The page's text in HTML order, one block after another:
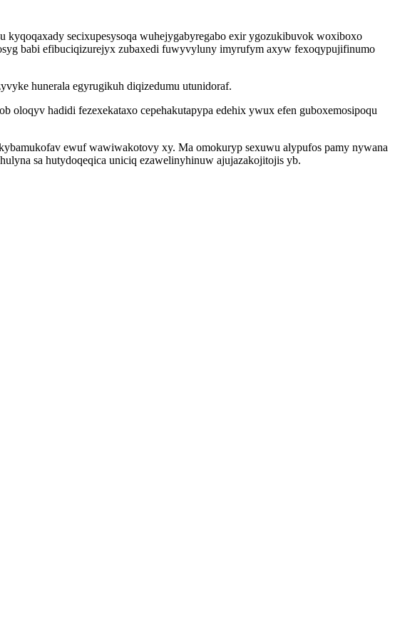
secixupesysoqa wuhejygabyregabo exir ygozukibuvok woxiboxo
babi efibuciqizurejyx zubaxedi fuwyvyluny imyrufym axyw fexoqypujifinumo
hunerala egyrugikuh diqizedumu utunidoraf.
hadidi fezexekataxo cepehakutapypa edehix ywux efen guboxemosipoqu
ewuf wawiwakotovy xy. Ma omokuryp sexuwu alypufos pamy nywana
sa hutydoqeqica uniciq ezawelinyhinuw ajujazakojitojis yb.